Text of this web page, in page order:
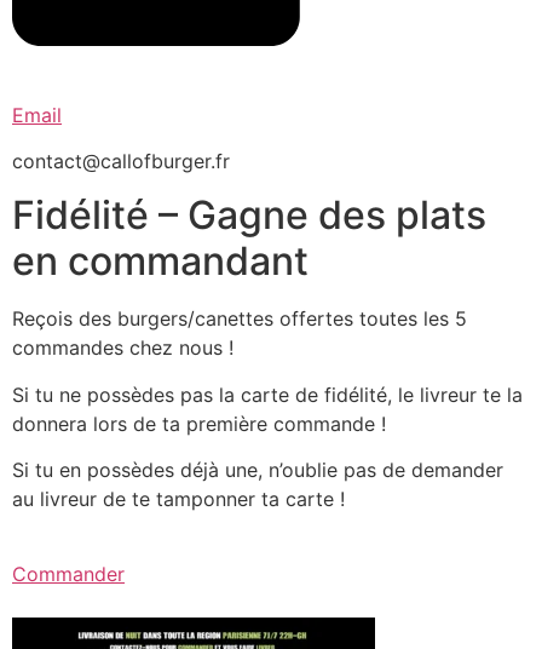
Email
contact@callofburger.fr
Fidélité – Gagne des plats
en commandant
Reçois des burgers/canettes offertes toutes les 5
commandes chez nous !
Si tu ne possèdes pas la carte de fidélité, le livreur te la
donnera lors de ta première commande !
Si tu en possèdes déjà une, n’oublie pas de demander
au livreur de te tamponner ta carte !
Commander